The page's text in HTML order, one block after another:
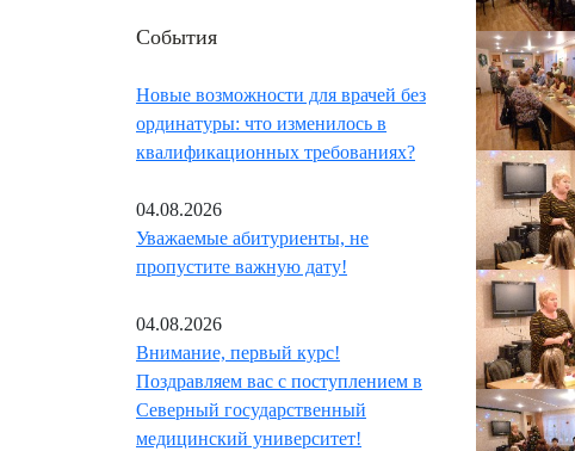
События
Новые возможности для врачей без
ординатуры: что изменилось в
квалификационных требованиях?
04.08.2026
Уважаемые абитуриенты, не
пропустите важную дату!
04.08.2026
Внимание, первый курс!
Поздравляем вас с поступлением в
Северный государственный
медицинский университет!